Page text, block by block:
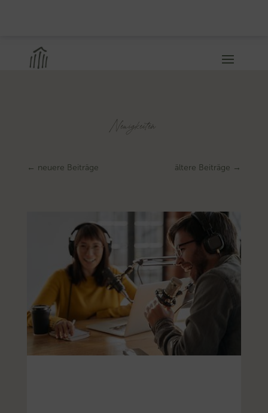
Neuigkeiten
← neuere Beiträge ältere Beiträge →